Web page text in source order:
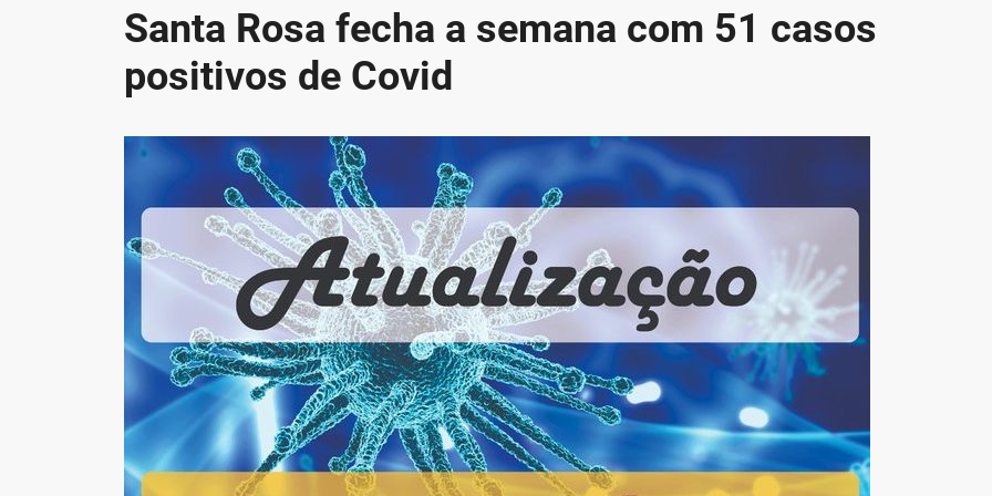
Santa Rosa fecha a semana com 51 casos
positivos de Covid